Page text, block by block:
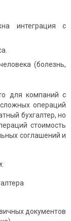
интеграция с
(болезнь,
для компаний с
операций
бухгалтер, но
стоимость
соглашений и
документов